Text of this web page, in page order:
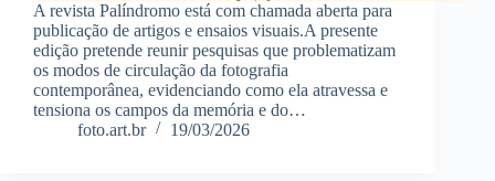
A revista Palíndromo está com chamada aberta para
publicação de artigos e ensaios visuais.A presente
edição pretende reunir pesquisas que problematizam
os modos de circulação da fotografia
contemporânea, evidenciando como ela atravessa e
tensiona os campos da memória e do…
foto.art.br
19/03/2026